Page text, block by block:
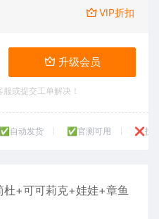
VIP折扣
升级会员
或提交工单解决！
✅自动发货 ✅官测可用 ❌技
杜+可可莉克+娃娃+章鱼